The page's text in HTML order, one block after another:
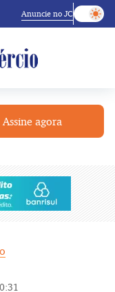
Anuncie no JC
Assine agora